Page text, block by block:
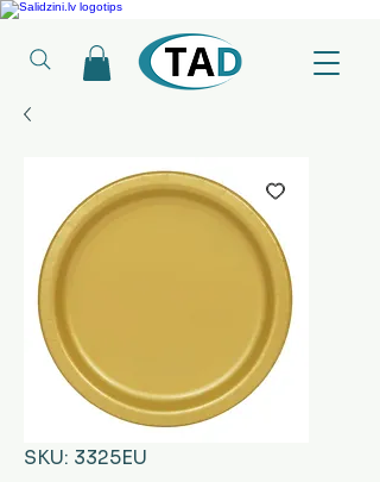
Ledusskapji, Sadzīves tehnika, Smaržas,
SKU: 3325EU